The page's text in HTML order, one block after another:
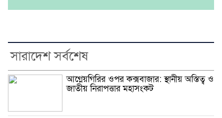
সারাদেশ সর্বশেষ
আগ্নেয়গিরির ওপর কক্সবাজার: স্থানীয় অস্তিত্ব ও
জাতীয় নিরাপত্তার মহাসংকট